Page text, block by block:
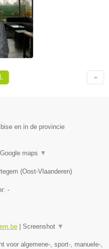
en in de provincie
Google maps ▼
(Oost-Vlaanderen)
-
Screenshot ▼
voor algemene-, sport-, manuele-,